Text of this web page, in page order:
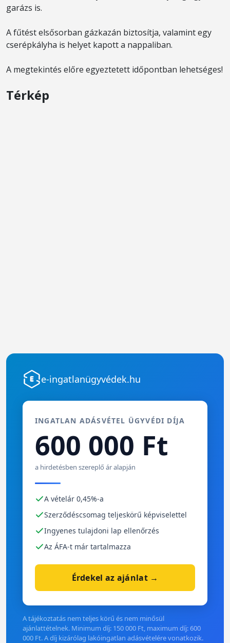
garázs is.
A fűtést elsősorban gázkazán biztosítja, valamint egy
cserépkályha is helyet kapott a nappaliban.
A megtekintés előre egyeztetett időpontban lehetséges!
Térkép
e-ingatlanügyvédek.hu
INGATLAN ADÁSVÉTEL ÜGYVÉDI DÍJA
600 000 Ft
a hirdetésben szereplő ár alapján
A vételár 0,45%-a
Szerződéscsomag teljeskörű képviselettel
Ingyenes tulajdoni lap ellenőrzés
Az ÁFA-t már tartalmazza
Érdekel az ajánlat →
A tájékoztatás nem teljes körű és nem minősül
ajánlattételnek. Minimum díj: 150 000 Ft, maximum díj: 600
000 Ft. A díj kizárólag lakóingatlan adásvételére vonatkozik.